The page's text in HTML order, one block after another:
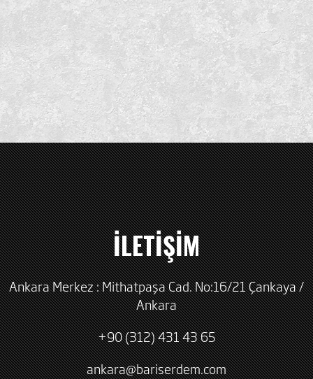
İLETİŞİM
Ankara Merkez : Mithatpaşa Cad. No:16/21 Çankaya /
Ankara
+90 (312) 431 43 65
ankara@bariserdem.com